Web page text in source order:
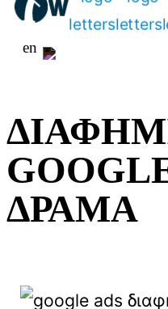
Μετάβαση
στο
en
ΔΡΑΜΑ